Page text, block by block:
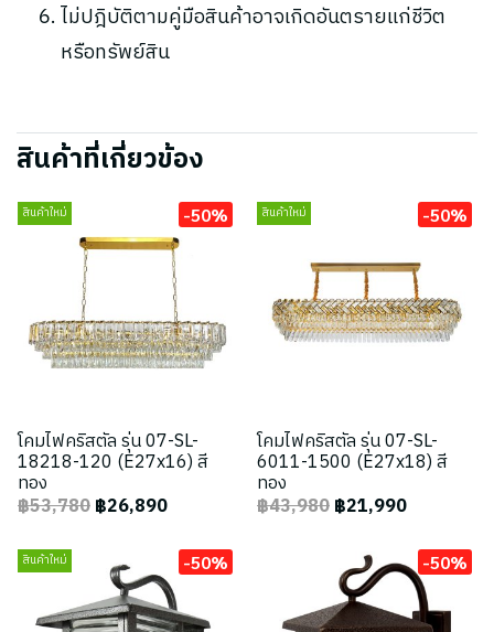
ไม่ปฎิบัติตามคู่มือสินค้าอาจเกิดอันตรายแก่ชีวิต
หรือทรัพย์สิน
สินค้าที่เกี่ยวข้อง
สินค้าใหม่ -50%
โคมไฟคริสตัล รุ่น 07-SL-
18218-120 (E27x16) สี
ทอง
฿53,780฿26,890
สินค้าใหม่ -50%
โคมไฟคริสตัล รุ่น 07-SL-
6011-1500 (E27x18) สี
ทอง
฿43,980฿21,990
สินค้าใหม่ -50% -50%